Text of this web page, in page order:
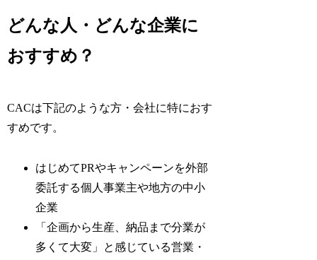
どんな人・どんな企業に
おすすめ？
CACは下記のような方・会社に特におす
すめです。
はじめてPRやキャンペーンを外部
委託する個人事業主や地方の中小
企業
「企画から生産、納品まで分業が
多くて大変」と感じている営業・